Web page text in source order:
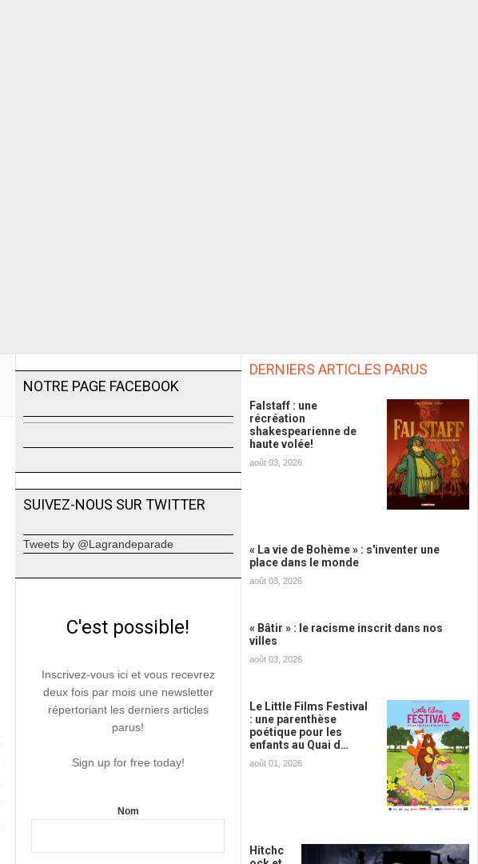
NOTRE PAGE FACEBOOK
SUIVEZ-NOUS SUR TWITTER
Tweets by @Lagrandeparade
C'est possible!
Inscrivez-vous ici et vous recevrez
deux fois par mois une newsletter
répertoriant les derniers articles
parus!
Sign up for free today!
Nom
DERNIERS ARTICLES PARUS
Falstaff : une
récréation
shakespearienne de
haute volée!
août 03, 2026
« La vie de Bohème » : s'inventer une
place dans le monde
août 03, 2026
« Bâtir » : le racisme inscrit dans nos
villes
août 03, 2026
Le Little Films Festival
: une parenthèse
poétique pour les
enfants au Quai d…
août 01, 2026
Hitchc